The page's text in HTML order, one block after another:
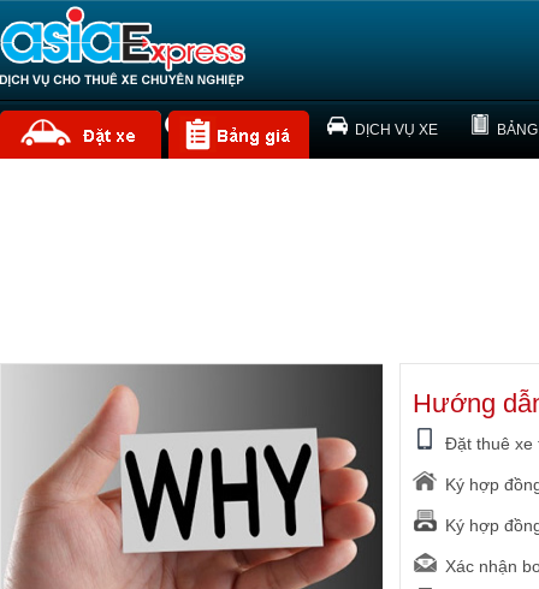
TRANG CHỦ VỀ CHÚNG TÔI DỊCH VỤ XE
Hướng
Đặt thuê xe
Ký hợp
Ký hợp
Xác nhận